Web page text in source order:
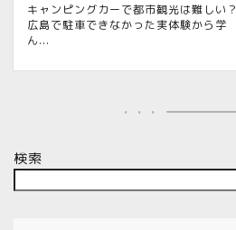
キャンピングカーで都市観光は難しい？
広島で駐車できなかった実体験から学
ん...
検索